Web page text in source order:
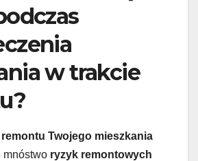
w trakcie
remontu Twojego mieszkania
mnóstwo ryzyk remontowych